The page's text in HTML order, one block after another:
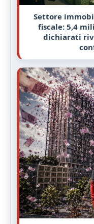
Settore
fiscale: 5,4
dichiarati